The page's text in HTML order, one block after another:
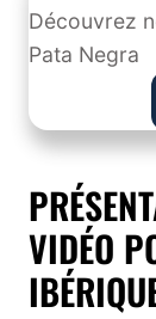
Découvrez
Pata Negra
VIDÉO